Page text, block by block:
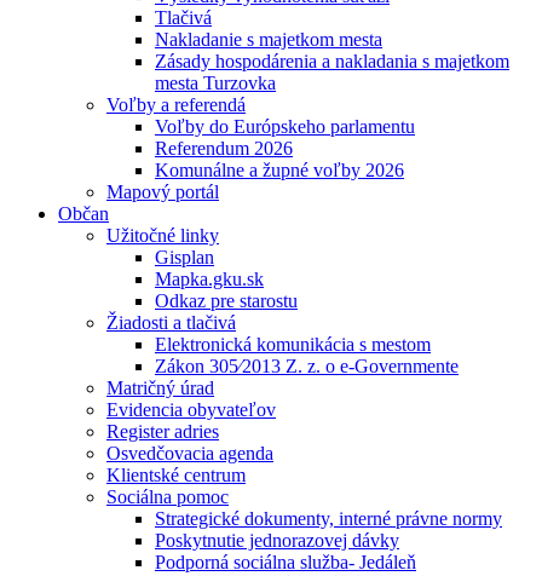
Tlačivá
Nakladanie s majetkom mesta
Zásady hospodárenia a nakladania s majetkom
mesta Turzovka
Voľby a referendá
Voľby do Európskeho parlamentu
Referendum 2026
Komunálne a župné voľby 2026
Mapový portál
Občan
Užitočné linky
Gisplan
Mapka.gku.sk
Odkaz pre starostu
Žiadosti a tlačivá
Elektronická komunikácia s mestom
Zákon 305⁄2013 Z. z. o e-Governmente
Matričný úrad
Evidencia obyvateľov
Register adries
Osvedčovacia agenda
Klientské centrum
Sociálna pomoc
Strategické dokumenty, interné právne normy
Poskytnutie jednorazovej dávky
Podporná sociálna služba- Jedáleň